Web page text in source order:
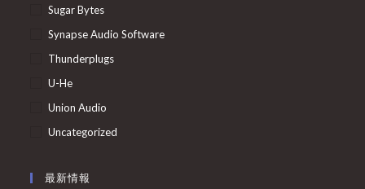
Sugar Bytes
Synapse Audio Software
Thunderplugs
U-He
Union Audio
Uncategorized
最新情報